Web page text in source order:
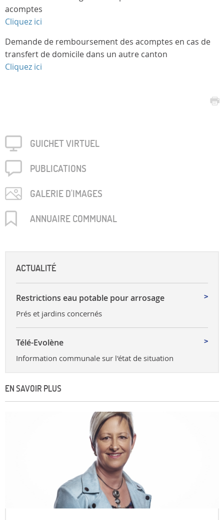
acomptes
Cliquez ici
Demande de remboursement des acomptes en cas de
transfert de domicile dans un autre canton
Cliquez ici
GUICHET VIRTUEL
PUBLICA­TIONS
GALERIE D'IMAGES
ANNUAIRE COMMUNAL
ACTUALITÉ
Restrictions eau potable pour arrosage
Prés et jardins concernés
Télé-Evolène
Information communale sur l'état de situation
EN SAVOIR PLUS